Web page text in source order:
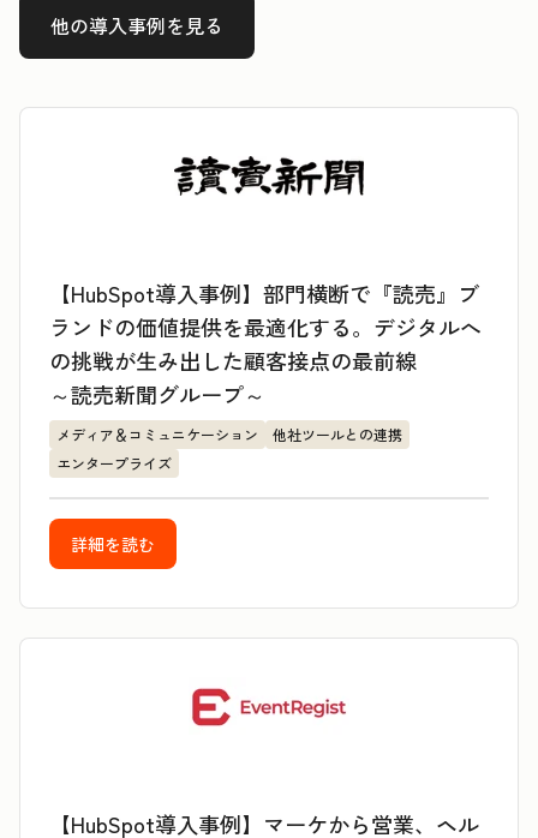
他の導入事例を見る
【HubSpot導入事例】部門横断で『読売』ブ
ランドの価値提供を最適化する。デジタルへ
の挑戦が生み出した顧客接点の最前線
～読売新聞グループ～
メディア＆コミュニケーション
他社ツールとの連携
エンタープライズ
詳細を読む
【HubSpot導入事例】マーケから営業、ヘル